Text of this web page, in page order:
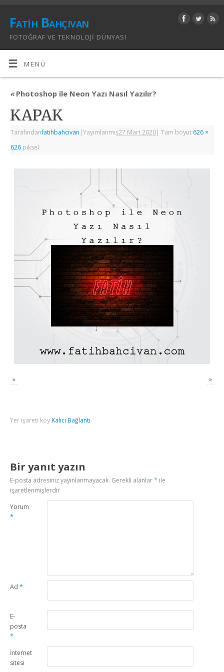
Fatih Bahçıvan
FOTOĞRAF VE TEKNOLOJI DÜNYASI
MENÜ
«Photoshop ile Neon Yazı Nasıl Yazılır?
KAPAK
Tarafındanfatihbahcivan |Yayımlanmış27 Mart 2020| Tam boyut 626 ×
626 piksel
« »
Yer işareti koy Kalıcı Bağlantı.
Bir yanıt yazın
E-posta adresiniz yayınlanmayacak. Gerekli alanlar* ile
işaretlenmişlerdir
Yorum
*
Ad*
E-
posta
*
İnternet
sitesi